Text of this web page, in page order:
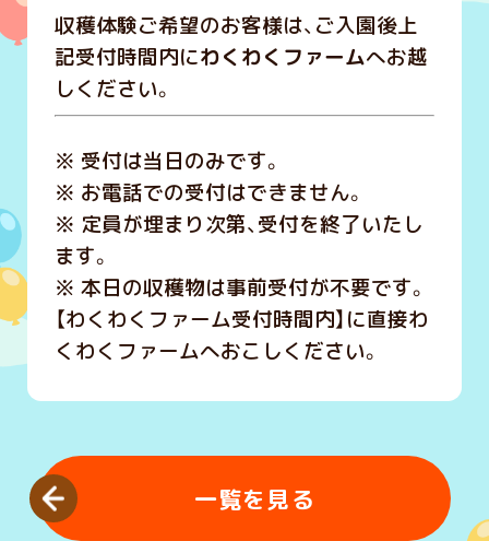
収穫体験ご希望のお客様は、ご入園後上
記受付時間内にわくわくファームへお越
しください。
※ 受付は当日のみです。
※ お電話での受付はできません。
※ 定員が埋まり次第、受付を終了いたし
ます。
※ 本日の収穫物は事前受付が不要です。
【わくわくファーム受付時間内】に直接わ
くわくファームへおこしください。
一覧を見る